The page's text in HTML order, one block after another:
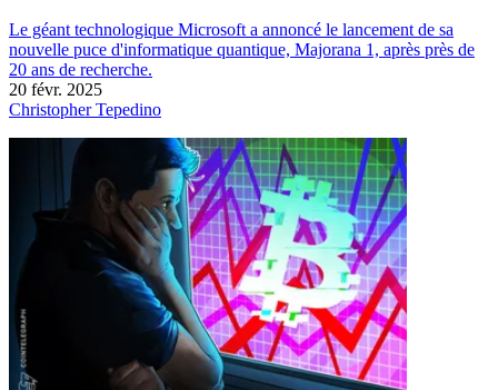
Le géant technologique Microsoft a annoncé le lancement de sa
nouvelle puce d'informatique quantique, Majorana 1, après près de
20 ans de recherche.
20 févr. 2025
Christopher Tepedino